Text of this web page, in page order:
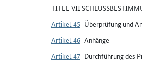
TITEL VII
Artikel 45 Überprüfung und
Artikel 46 Anhänge
Artikel 47 Durchführung des